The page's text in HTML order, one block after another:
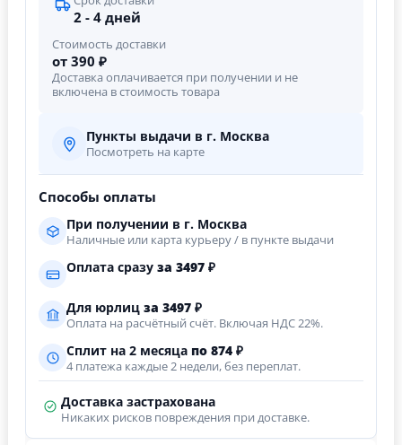
2 - 4 дней
Стоимость доставки
от 390 ₽
Доставка оплачивается при получении и не
включена в стоимость товара
Пункты выдачи в г. Москва
Посмотреть на карте
Способы оплаты
При получении в г. Москва
Наличные или карта курьеру / в пункте выдачи
Оплата сразу за 3497 ₽
Для юрлиц за 3497 ₽
Оплата на расчётный счёт. Включая НДС 22%.
Сплит на 2 месяца по 874 ₽
4 платежа каждые 2 недели, без переплат.
Доставка застрахована
Никаких рисков повреждения при доставке.